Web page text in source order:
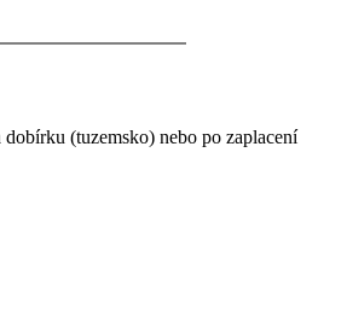
(tuzemsko) nebo po zaplacení